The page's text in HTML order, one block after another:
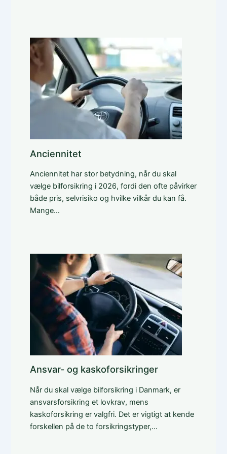
Anciennitet
Anciennitet har stor betydning, når du skal
vælge bilforsikring i 2026, fordi den ofte påvirker
både pris, selvrisiko og hvilke vilkår du kan få.
Mange…
Ansvar- og kaskoforsikringer
Når du skal vælge bilforsikring i Danmark, er
ansvarsforsikring et lovkrav, mens
kaskoforsikring er valgfri. Det er vigtigt at kende
forskellen på de to forsikringstyper,…